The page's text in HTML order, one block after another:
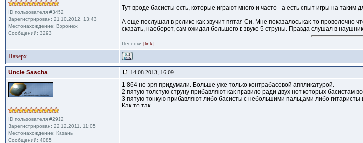
ID пользователя #3452
Зарегистрирован: 21.10.2012, 13:43
Местонахождение: Воронеж
Сообщений: 3293
Тут вроде басисты есть, которые играют много и часто - а есть опыт игры на таким
А еще послушал в ролике как звучит пятая Си. Мне показалось как-то проволочно
сказать, наоборот, сам ожидал большего в звуке 5 струны. Правда слушал в
Песенки [link]
Наверх
Uncle Sascha 14.08.2013, 16:09
ID пользователя #2912
Зарегистрирован: 22.12.2011, 11:05
Местонахождение: Казань
Сообщений: 4085
1 864 не зря придумали. Больше уже только контрабасовой аппликатурой.
2 пятую толстую струну прибавляют как правило ради двух нот которых басистам
3 пятую тонкую прибавляют либо басисты с небольшими пальцами либо гитаристы
Как-то так